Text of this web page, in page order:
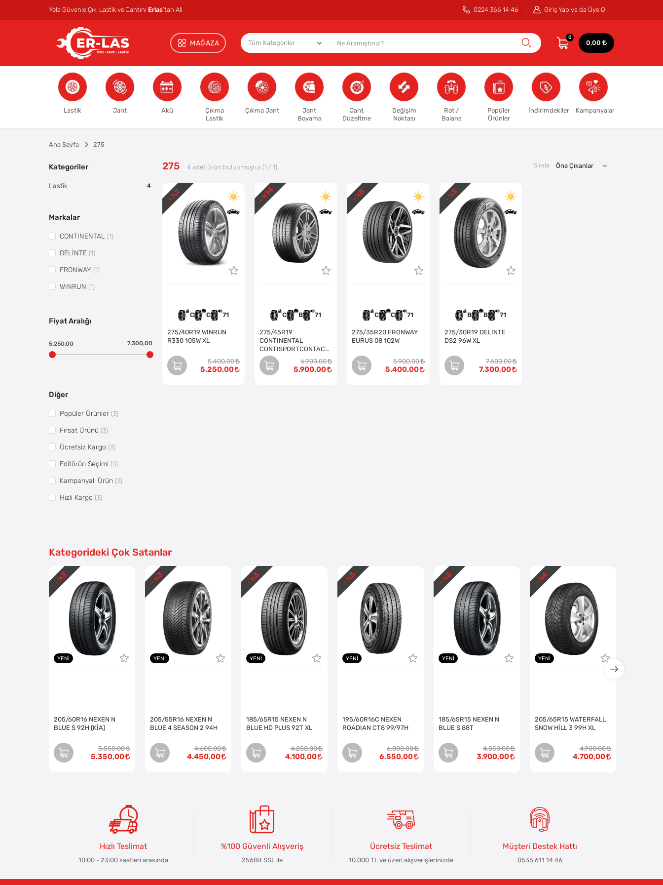
Yola Güvenle Çık, Lastik ve Jantını Erlas’tan Al! 0224 366 14 46 Giriş Yap ya da Üye Ol
MAĞAZA
0
0,00
Lastik Jant Akü
Çıkma
Lastik
Çıkma Jant
Jant
Boyama
Jant
Düzeltme
Değişim
Noktası
Rot /
Balans
Popüler
Ürünler
İndirimdekiler Kampanyalar
Ana Sayfa 275
275 4 adet ürün bulunmuştur.(1 / 1) Sırala
C C 71
275/40R19 WINRUN
R330 105W XL
5.400,00
5.250,00
- %
2
C B 71
275/45R19
CONTINENTAL
CONTISPORTCONTACT
5 SUV 108V
6.900,00
5.900,00
- %
14
C C 71
275/35R20 FRONWAY
EURUS 08 102W
5.900,00
5.400,00
- %
8
B B 71
275/30R19 DELİNTE
DS2 96W XL
7.600,00
7.300,00
- %
3
Kategoriler
Lastik 4
Markalar
CONTINENTAL (1)
DELİNTE (1)
FRONWAY (1)
WINRUN (1)
Fiyat Aralığı
5.250,00 7.300,00
Diğer
Popüler Ürünler (3)
Fırsat Ürünü (3)
Ücretsiz Kargo (3)
Editörün Seçimi (3)
Kampanyalı Ürün (3)
Hızlı Kargo (3)
Kategorideki Çok Satanlar
YENI
205/60R16 NEXEN N
BLUE S 92H (KİA)
5.550,00
5.350,00
- %
3
YENI
205/55R16 NEXEN N
BLUE 4 SEASON 2 94H
4.600,00
4.450,00
- %
3
YENI
185/65R15 NEXEN N
BLUE HD PLUS 92T XL
4.250,00
4.100,00
- %
3
YENI
195/60R16C NEXEN
ROADIAN CT8 99/97H
6.800,00
6.550,00
- %
3
YENI
185/65R15 NEXEN N
BLUE S 88T
4.050,00
3.900,00
- %
3
YENI
205/65R15 WATERFALL
SNOW HİLL 3 99H XL
4.900,00
4.700,00
- %
4
Hızlı Teslimat
10:00 - 23:00 saatleri arasında
%100 Güvenli Alışveriş
256Bit SSL ile
Ücretsiz Teslimat
10.000 TL ve üzeri alışverişlerinizde
Müşteri Destek Hattı
0535 611 14 46